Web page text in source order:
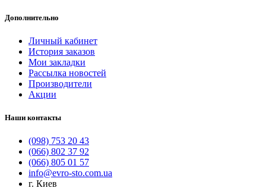
Дополнительно
Личный кабинет
История заказов
Мои закладки
Рассылка новостей
Производители
Акции
Наши контакты
(098) 753 20 43
(066) 802 37 92
(066) 805 01 57
info@evro-sto.com.ua
г. Киев